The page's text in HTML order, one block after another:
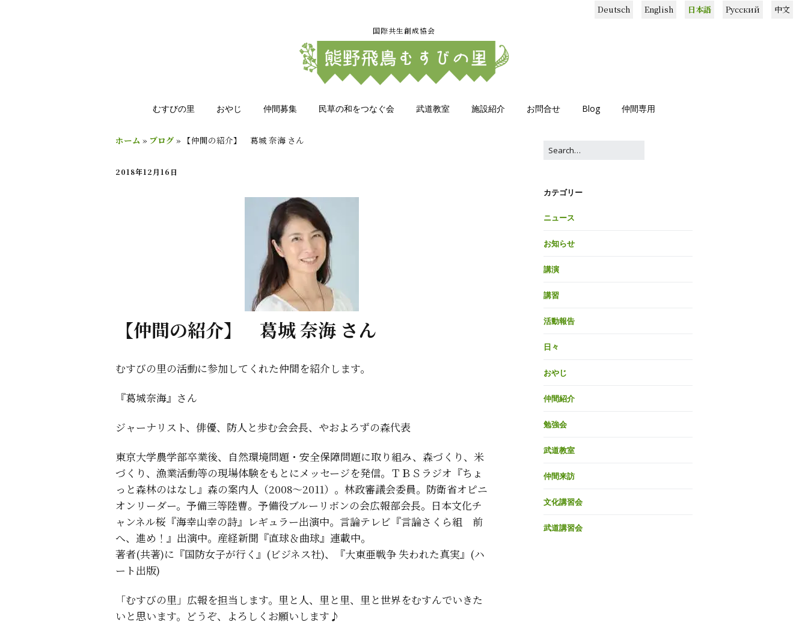
Deutsch English 日本語 Русский 中文
国際共生創成協会
むすびの里 おやじ 仲間募集 民草の和をつなぐ会 武道教室 施設紹介 お問合せ Blog 仲間専用
ホーム » ブログ » 【仲間の紹介】 葛城 奈海 さん
2018年12月16日
【仲間の紹介】 葛城 奈海 さん
むすびの里の活動に参加してくれた仲間を紹介します。
『葛城奈海』さん
ジャーナリスト、俳優、防人と歩む会会長、やおよろずの森代表
東京大学農学部卒業後、自然環境問題・安全保障問題に取り組み、森づくり、米
づくり、漁業活動等の現場体験をもとにメッセージを発信。ＴＢＳラジオ『ちょ
っと森林のはなし』森の案内人（2008～2011）。林政審議会委員。防衛省オピニ
オンリーダー。予備三等陸曹。予備役ブルーリボンの会広報部会長。日本文化チ
ャンネル桜『海幸山幸の詩』レギュラー出演中。言論テレビ『言論さくら組 前
へ、進め！』出演中。産経新聞『直球＆曲球』連載中。
著者(共著)に『国防女子が行く』(ビジネス社)、『大東亜戦争 失われた真実』(ハ
ート出版)
「むすびの里」広報を担当します。里と人、里と里、里と世界をむすんでいきた
いと思います。どうぞ、よろしくお願いします♪
カテゴリー
ニュース
お知らせ
講演
講習
活動報告
日々
おやじ
仲間紹介
勉強会
武道教室
仲間来訪
文化講習会
武道講習会